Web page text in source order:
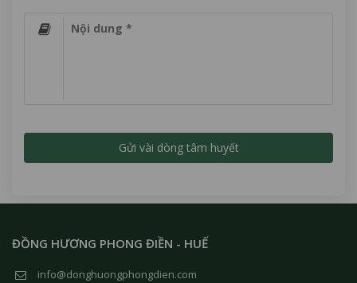
Nội dung *
ĐỒNG HƯƠNG PHONG ĐIỀN - HUẾ
info@donghuongphongdien.com